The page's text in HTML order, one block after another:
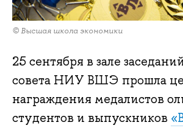
© Высшая школа экономики
25 сентября в зале
совета НИУ ВШЭ прошла
награждения медалистов
студентов и выпускников